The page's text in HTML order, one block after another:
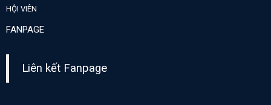
HỘI VIÊN
FANPAGE
Liên kết Fanpage